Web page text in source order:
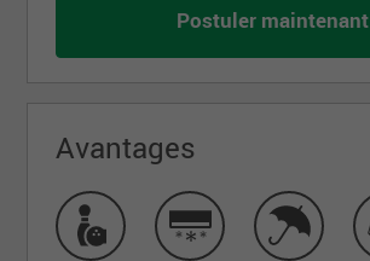
Postuler maintenant
Avantages